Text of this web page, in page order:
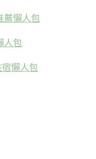
薦懶人包
人包
懶人包